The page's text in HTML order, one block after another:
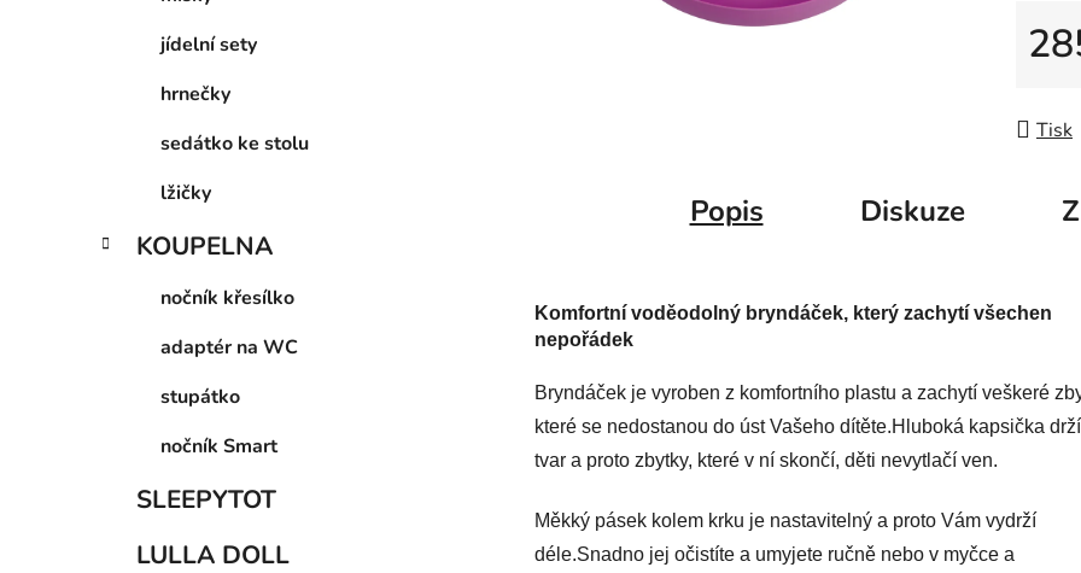
jídelní sety
hrnečky
sedátko ke stolu
lžičky
KOUPELNA
nočník křesílko
adaptér na WC
stupátko
nočník Smart
SLEEPYTOT
LULLA DOLL
Tisk
Popis Diskuze
Komfortní voděodolný bryndáček, který zachytí všechen
nepořádek
Bryndáček je vyroben z komfortního plastu a zachytí veškeré
které se nedostanou do úst Vašeho dítěte.Hluboká kapsička
tvar a proto zbytky, které v ní skončí, děti nevytlačí ven.
Měkký pásek kolem krku je nastavitelný a proto Vám vydrží
déle.Snadno jej očistíte a umyjete ručně nebo v myčce a